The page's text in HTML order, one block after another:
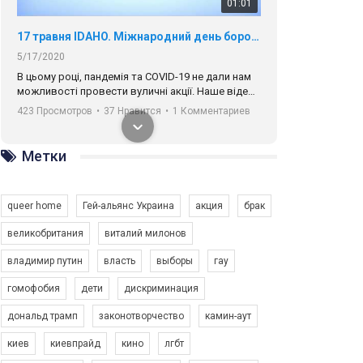
01:01
17 травня IDAHO. Міжнародний день боротьби з гомофобією трансфобією і біфобія.
5/17/2020
В цьому році, пандемія та COVІD-19 не дали нам
можливості провести вуличні акції. Наше відео-
звернення про те, що навіть коли ми у різних
містах та не можемо зустрінеться, ми разом. Ми
закликаємо всіх хто поділяє цінності рівності та
солідарності, приєднатися до нас. Регіональні
підрозділи ГАУ є в 16 областях України.
423 Просмотров • 37 Нравится • 1 Комментариев
Зупинимо насильство проти ЛГБТ в Україні! Stop violence against LGBT in Ukraine!
Емоційний та вражаючий промо-ролік на
Метки
queer home Гей-альянс Украина акция брак
великобритания виталий милонов
владимир путин власть выборы гау
гомофобия дети дискриминация
дональд трамп законотворчество камин-аут
киев киевпрайд кино лгбт